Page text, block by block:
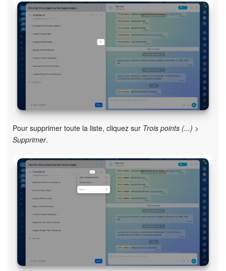
Pour supprimer toute la liste, cliquez sur Trois points (...) >
Supprimer.